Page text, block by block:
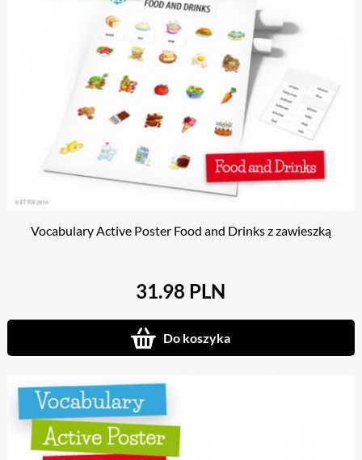
Vocabulary Active Poster Food and Drinks z zawieszką
31.98 PLN
Do koszyka